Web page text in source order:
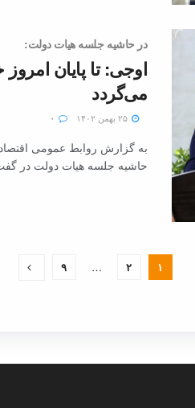
در حاشیه جلسه هیات دولت:
اوجی: تا پایان
می‌گردد
۲۵ بهمن ۱۴۰۲
به گزارش روابط عمومی
حاشیه جلسه هیات دولت در
۱ ۲ … ۹